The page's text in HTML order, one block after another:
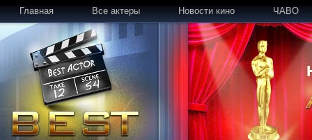
Главная Все актеры Новости кино ЧАВО